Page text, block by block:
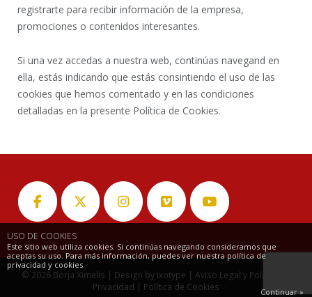
USO DE COOKIES
Este sitio web utiliza cookies. Si continúas navegando consideramos que
aceptas su uso. Para más información, puedes ver nuestra política de
privacidad y cookies.
Continuar »
registrarte para recibir información de la empresa,
promociones o contenidos interesantes.
Si una vez accedas a nuestra web, continúas navegand en
ella, estás indicando que estás consintiendo el uso de las
cookies que hemos comentado y en las condiciones
detalladas en la presente Política de Cookies.
© 2026 Borja Ximelis | Design by Ixotype | Aviso Legal y Política de
Privacidad | Política de Cookies